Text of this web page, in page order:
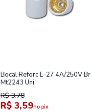
Bocal Reforc E-27 4A/250V Br
Mt2243 Uni
R$ 3,78
R$ 3,59no pix